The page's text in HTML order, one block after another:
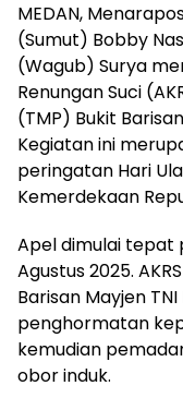
MEDAN,
(Sumut) Bobby
(Wagub) Surya
Renungan Suci
(TMP) Bukit
Kegiatan ini
peringatan Hari
Kemerdekaan
Apel dimulai tepat
Agustus 2025.
Barisan Mayjen
penghormatan
kemudian
obor induk.